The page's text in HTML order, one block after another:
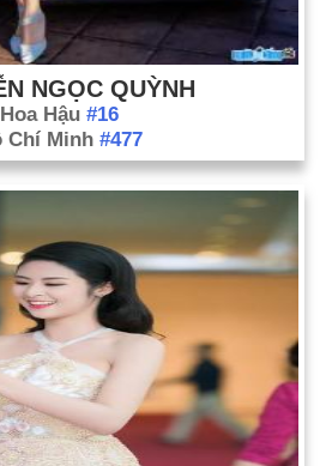
NGỌC QUỲNH
Hoa Hậu #16
Chí Minh #477